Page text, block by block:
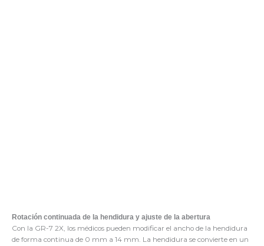
Rotación continuada de la hendidura y ajuste de la abertura
Con la GR-7 2X, los médicos pueden modificar el ancho de la hendidura
de forma continua de 0 mm a 14 mm. La hendidura se convierte en un